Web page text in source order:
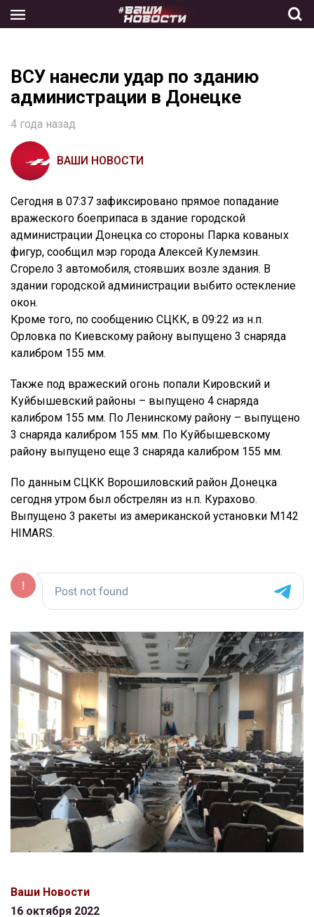
the
ВСУ нанесли удар по зданию
администрации в Донецке
4 года назад
ВАШИ НОВОСТИ
Сегодня в 07:37 зафиксировано прямое попадание
вражеского боеприпаса в здание городской
администрации Донецка со стороны Парка кованых
фигур, сообщил мэр города Алексей Кулемзин.
Сгорело 3 автомобиля, стоявших возле здания. В
здании городской администрации выбито остекление
окон.
Кроме того, по сообщению СЦКК, в 09:22 из н.п.
Орловка по Киевскому району выпущено 3 снаряда
калибром 155 мм.
Также под вражеский огонь попали Кировский и
Куйбышевский районы – выпущено 4 снаряда
калибром 155 мм. По Ленинскому району – выпущено
3 снаряда калибром 155 мм. По Куйбышевскому
району выпущено еще 3 снаряда калибром 155 мм.
По данным СЦКК Ворошиловский район Донецка
сегодня утром был обстрелян из н.п. Курахово.
Выпущено 3 ракеты из американской установки М142
HIMARS.
Ваши Новости
16 октября 2022